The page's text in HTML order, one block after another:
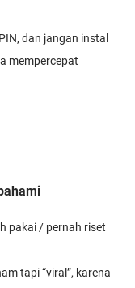
dan jangan instal
mempercepat
pakai / pernah riset
tapi “viral”, karena